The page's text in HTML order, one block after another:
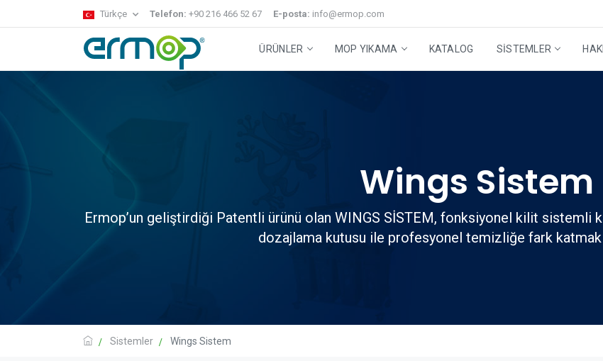
Türkçe Telefon: +90 216 466 52 67 E-posta: info@ermop.com
ÜRÜNLER MOP YIKAMA KATALOG SISTEMLER
Wings Sistem
Ermop’un geliştirdiği Patentli ürünü olan WINGS SİSTEM, fonksiyonel kilit sistemli
dozajlama kutusu ile profesyonel temizliğe fark
Sistemler Wings Sistem